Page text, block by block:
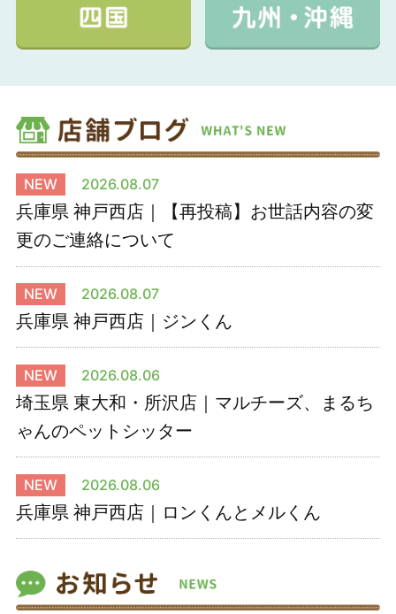
NEW 2026.08.07
兵庫県 神戸西店｜【再投稿】お世話内容の変
更のご連絡について
NEW 2026.08.07
兵庫県 神戸西店｜ジンくん
NEW 2026.08.06
埼玉県 東大和・所沢店｜マルチーズ、まるち
ゃんのペットシッター
NEW 2026.08.06
兵庫県 神戸西店｜ロンくんとメルくん